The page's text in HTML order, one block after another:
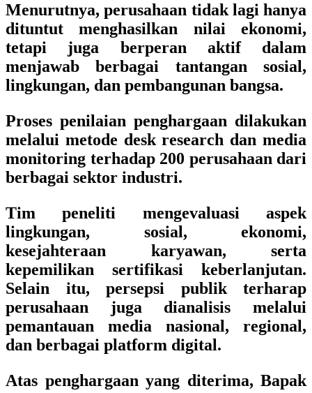
Menurutnya, perusahaan tidak lagi hanya
dituntut menghasilkan nilai ekonomi,
tetapi juga berperan aktif dalam
menjawab berbagai tantangan sosial,
lingkungan, dan pembangunan bangsa.
Proses penilaian penghargaan dilakukan
melalui metode desk research dan media
monitoring terhadap 200 perusahaan dari
berbagai sektor industri.
Tim peneliti mengevaluasi aspek
lingkungan, sosial, ekonomi,
kesejahteraan karyawan, serta
kepemilikan sertifikasi keberlanjutan.
Selain itu, persepsi publik terharap
perusahaan juga dianalisis melalui
pemantauan media nasional, regional,
dan berbagai platform digital.
Atas penghargaan yang diterima, Bapak